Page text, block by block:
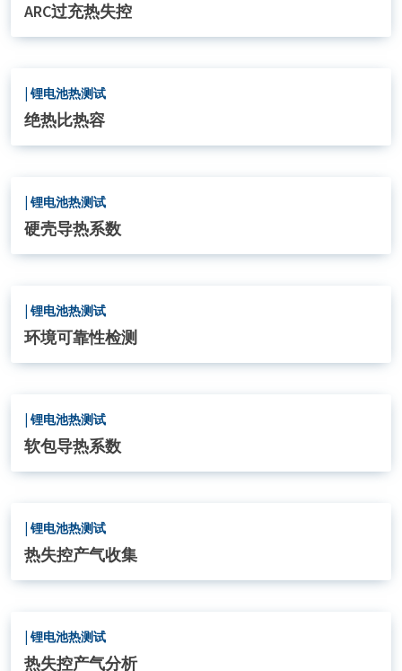
ARC过充热失控
| 锂电池热测试
绝热比热容
| 锂电池热测试
硬壳导热系数
| 锂电池热测试
环境可靠性检测
| 锂电池热测试
软包导热系数
| 锂电池热测试
热失控产气收集
| 锂电池热测试
热失控产气分析